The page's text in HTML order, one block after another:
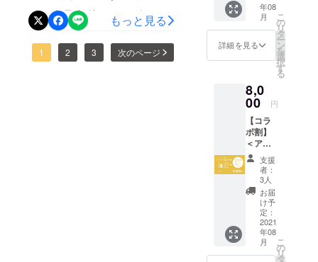
https://www.youtube.com/wa
tch?v=zvQwwTo_hCwま
た、こちらの記事にも対談
た、誰かの笑顔を作る。絵
本が、笑顔の連鎖を生み出
していく。このように絵本
を贈ることで生まれる価値
向上に努めてまいりまし
た。「絵本に入り込む」と
いう新しい体験と出逢える
アバター絵本を、ぜひご堪
できておらず、大変申し訳
ありませんでした。こちら
の件について、アバター絵
は、クラウドファンディン
グでアバター絵本「ももた
ろう」のリターンにご支援
もっと見る
1 2 3 次のページ
礼の
メッ
セージ
をメー
きま
す。 ※
にお名
前
（ニッ
クネー
ム可）
の記載
をお願
いいた
しま
す。 ※
一口500
円から
使わせ
ていた
だきま
す。 ※
援額は
3000円
から自
由に設
定いた
だけま
す。 ＜
リター
ン内容
＞ ●心
をこめ
てお礼
のメッ
セージ
をメー
ルで送
ご家族
やご友
人にも
お渡し
できる
アバ
本チ
ケット1
冊分
（20%
OFFギ
フト
コード
付き）
を発行
いたし
ます。
絵本購
入サイ
トは後
日お知
らせい
年08
月
詳細を見る
こ
の
リ
タ
ー
ン
を
選
択
す
る
8,0
00 円
【コラ
ボ割】
＜アバ
ター絵
本1冊
+おひる
ねアー
ト簡単
セット
ロジェ
クトに
共感し
支援
者：
3人
お届
け予
定：
2021
年08
月
こ
の
リ
タ